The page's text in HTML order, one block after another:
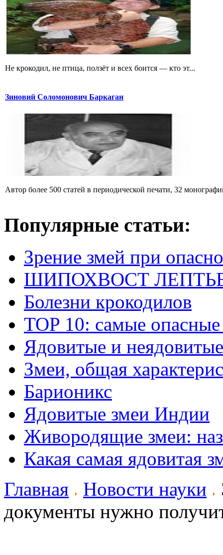
Не крокодил, не птица, ползёт и всех боится — кто эт...
Зиновий Соломонович Баркаган
Автор более 500 статей в периодической печати, 32
Популярные статьи:
Зрение змей при
ШИПОХВОСТ
Болезни крокодилов
TOP 10: самые
Ядовитые и
Змеи, общая
Барионикс
Ядовитые змеи Индии
Живородящие змеи:
Какая самая ядовитая
Главная
Новости науки
документы нужно